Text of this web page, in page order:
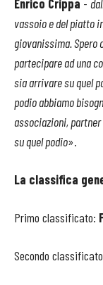
Enrico Crippa -
vassoio e del piatto
giovanissima. Spero
partecipare ad una
sia arrivare su quel
podio abbiamo
associazioni,
su quel podio».
La classifica
Primo classificato:
Secondo